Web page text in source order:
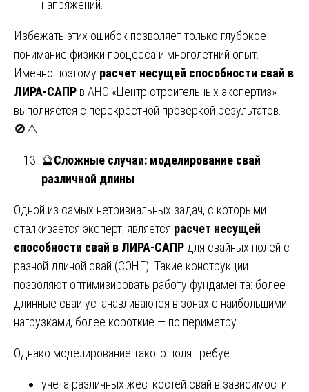
напряжений.
Избежать этих ошибок позволяет только глубокое
понимание физики процесса и многолетний опыт.
Именно поэтому расчет несущей способности свай в
ЛИРА-САПР в АНО «Центр строительных экспертиз»
выполняется с перекрестной проверкой результатов.
🚫⚠️
🔮Сложные случаи: моделирование свай
различной длины
Одной из самых нетривиальных задач, с которыми
сталкивается эксперт, является расчет несущей
способности свай в ЛИРА-САПР для свайных полей с
разной длиной свай (СОНГ). Такие конструкции
позволяют оптимизировать работу фундамента: более
длинные сваи устанавливаются в зонах с наибольшими
нагрузками, более короткие — по периметру.
Однако моделирование такого поля требует:
учета различных жесткостей свай в зависимости